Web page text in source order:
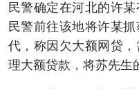
民警确定在河北的许
民警前往该地将许某
代，称因欠大额网贷
理大额贷款，将苏先生